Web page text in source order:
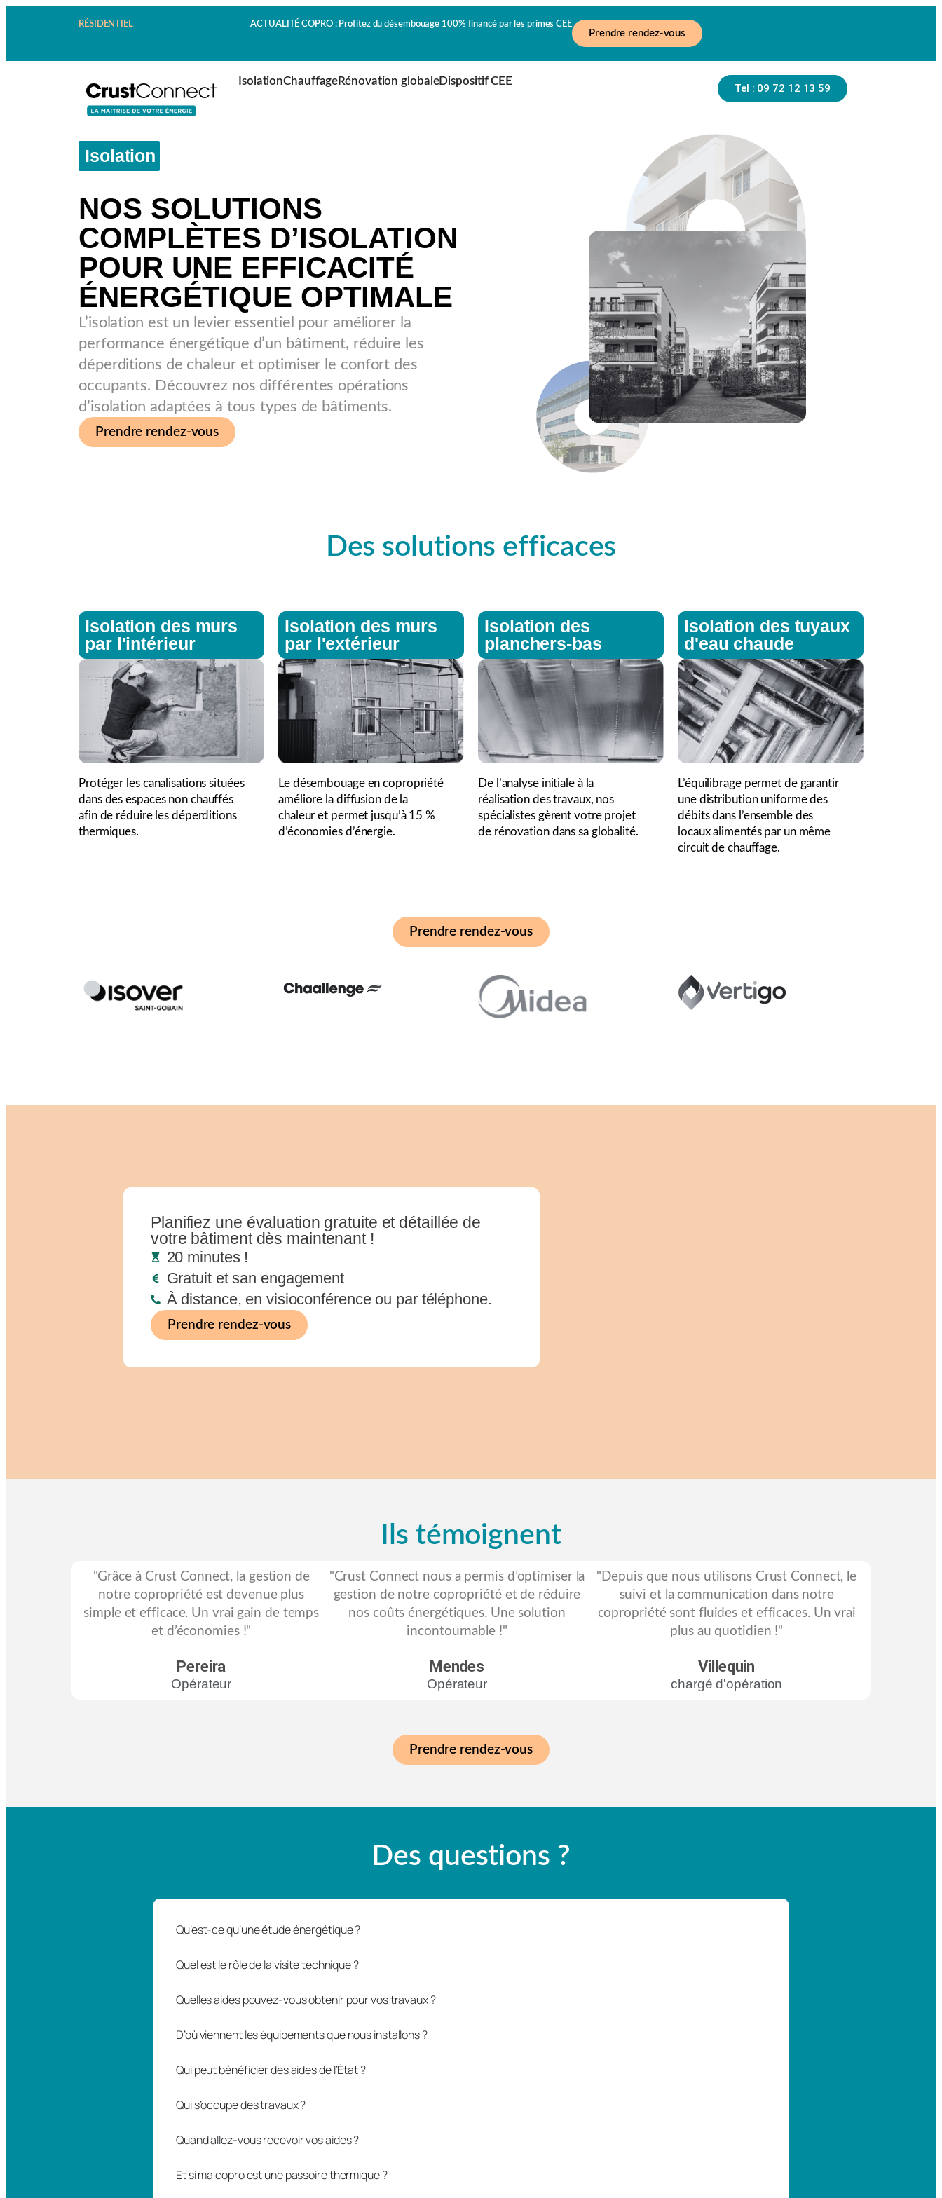
RÉSIDENTIEL ACTUALITÉ COPRO : Profitez du désembouage 100% financé par les primes CEE
Prendre rendez-vous
IsolationChauffageRénovation globaleDispositif CEE
Tel : 09 72 12 13 59
Isolation
NOS SOLUTIONS
COMPLÈTES D’ISOLATION
POUR UNE EFFICACITÉ
ÉNERGÉTIQUE OPTIMALE
L’isolation est un levier essentiel pour améliorer la
performance énergétique d’un bâtiment, réduire les
déperditions de chaleur et optimiser le confort des
occupants. Découvrez nos différentes opérations
d’isolation adaptées à tous types de bâtiments.
Prendre rendez-vous
Des solutions efficaces
Isolation des murs
par l'intérieur
Protéger les canalisations situées
dans des espaces non chauffés
afin de réduire les déperditions
thermiques.
Isolation des murs
par l'extérieur
Le désembouage en copropriété
améliore la diffusion de la
chaleur et permet jusqu’à 15 %
d’économies d’énergie.
Isolation des
planchers-bas
De l’analyse initiale à la
réalisation des travaux, nos
spécialistes gèrent votre projet
de rénovation dans sa globalité.
Isolation des tuyaux
d'eau chaude
L’équilibrage permet de garantir
une distribution uniforme des
débits dans l’ensemble des
locaux alimentés par un même
circuit de chauffage.
Prendre rendez-vous
Planifiez une évaluation gratuite et détaillée de
votre bâtiment dès maintenant !
20 minutes !
Gratuit et san engagement
À distance, en visioconférence ou par téléphone.
Prendre rendez-vous
Ils témoignent
"Grâce à Crust Connect, la gestion de
notre copropriété est devenue plus
simple et efficace. Un vrai gain de temps
et d’économies !"
Pereira
Opérateur
"Crust Connect nous a permis d’optimiser la
gestion de notre copropriété et de réduire
nos coûts énergétiques. Une solution
incontournable !"
Mendes
Opérateur
"Depuis que nous utilisons Crust Connect, le
suivi et la communication dans notre
copropriété sont fluides et efficaces. Un vrai
plus au quotidien !"
Villequin
chargé d'opération
Prendre rendez-vous
Des questions ?
Qu’est-ce qu’une étude énergétique ?
Quel est le rôle de la visite technique ?
Quelles aides pouvez-vous obtenir pour vos travaux ?
D’où viennent les équipements que nous installons ?
Qui peut bénéficier des aides de l’État ?
Qui s’occupe des travaux ?
Quand allez-vous recevoir vos aides ?
Et si ma copro est une passoire thermique ?